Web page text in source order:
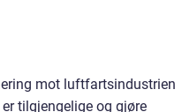
mot luftfartsindustrien
tilgjengelige og gjøre